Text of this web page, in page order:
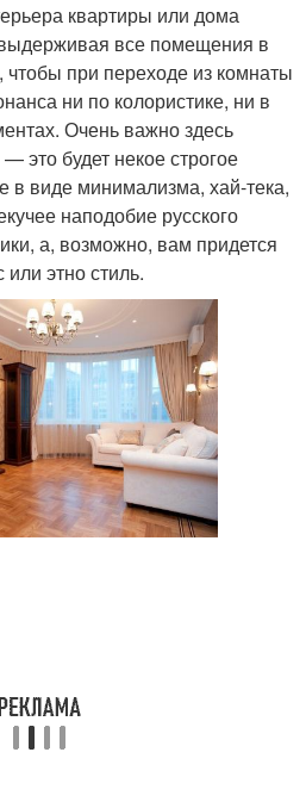
квартиры или дома
все помещения в
при переходе из комнаты
ни по колористике, ни в
Очень важно здесь
это будет некое строгое
в виде минимализма, хай-тека,
наподобие русского
а, возможно, вам придется
этно стиль.